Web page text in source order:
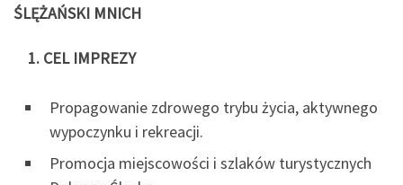
ŚLĘŻAŃSKI MNICH
1. CEL IMPREZY
Propagowanie zdrowego trybu życia, aktywnego
wypoczynku i rekreacji.
Promocja miejscowości i szlaków turystycznych